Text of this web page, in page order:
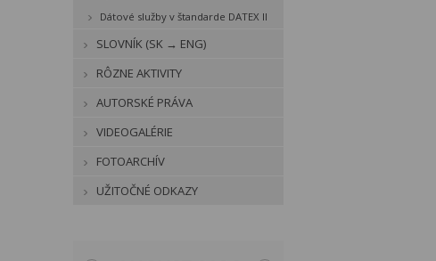
Dátové služby v štandarde DATEX II
SLOVNÍK (SK → ENG)
RÔZNE AKTIVITY
AUTORSKÉ PRÁVA
VIDEOGALÉRIE
FOTOARCHÍV
UŽITOČNÉ ODKAZY